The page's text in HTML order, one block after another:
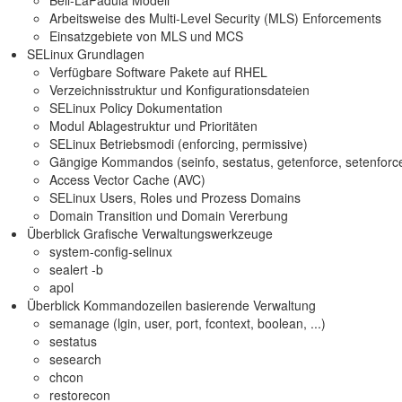
Arbeitsweise des Multi-Level Security (MLS) Enforcements
Einsatzgebiete von MLS und MCS
SELinux Grundlagen
Verfügbare Software Pakete auf RHEL
Verzeichnisstruktur und Konfigurationsdateien
SELinux Policy Dokumentation
Modul Ablagestruktur und Prioritäten
SELinux Betriebsmodi (enforcing, permissive)
Gängige Kommandos (seinfo, sestatus, getenforce,
Access Vector Cache (AVC)
SELinux Users, Roles und Prozess Domains
Domain Transition und Domain Vererbung
Überblick Grafische Verwaltungswerkzeuge
system-config-selinux
sealert -b
apol
Überblick Kommandozeilen basierende Verwaltung
semanage (lgin, user, port, fcontext, boolean, ...)
sestatus
sesearch
chcon
restorecon